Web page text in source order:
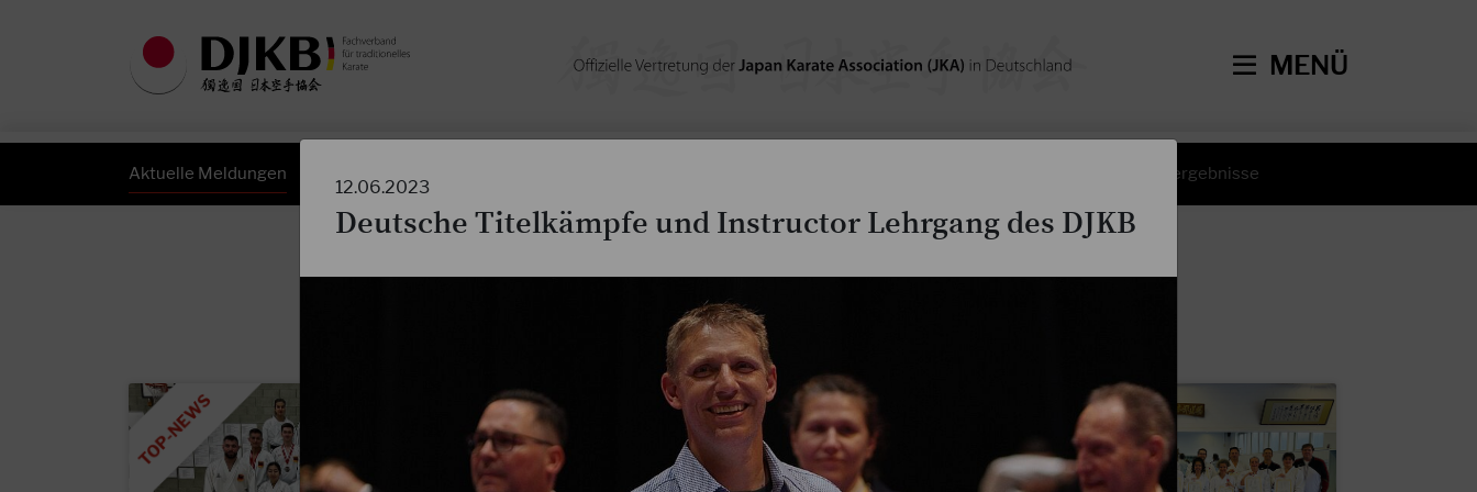
MENÜ
Aktuelle Meldungen Wettkampfergebnisse
Aktuelle Meldungen
12.06.2023
Deutsche Titelkämpfe und Instructor Lehrgang des DJKB